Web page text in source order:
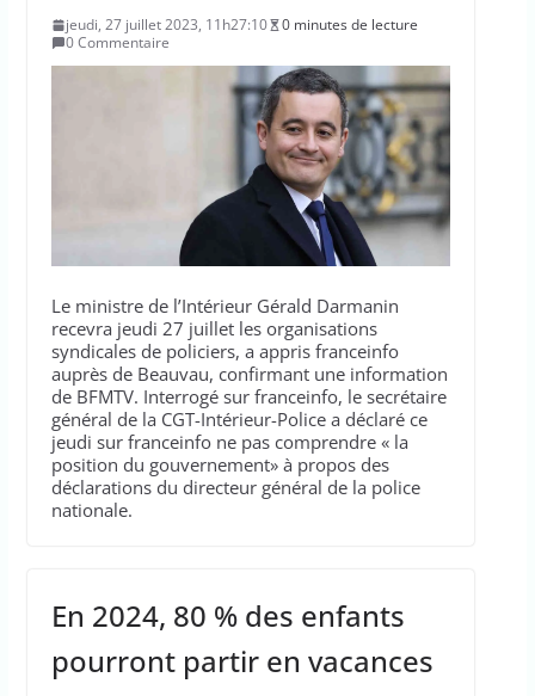
jeudi, 27 juillet 2023, 11h27:10
0 minutes de lecture
0 Commentaire
Le ministre de l’Intérieur Gérald Darmanin
recevra jeudi 27 juillet les organisations
syndicales de policiers, a appris franceinfo
auprès de Beauvau, confirmant une information
de BFMTV. Interrogé sur franceinfo, le secrétaire
général de la CGT-Intérieur-Police a déclaré ce
jeudi sur franceinfo ne pas comprendre « la
position du gouvernement» à propos des
déclarations du directeur général de la police
nationale.
En 2024, 80 % des enfants
pourront partir en vacances